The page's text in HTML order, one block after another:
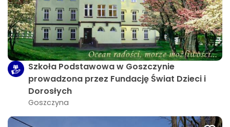
Szkoła Podstawowa w Goszczynie
prowadzona przez Fundację Świat Dzieci i
Dorosłych
Goszczyna